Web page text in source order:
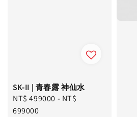
SK-II | 青春露 神仙水
Regular
price
NT$ 499000 - NT$
699000